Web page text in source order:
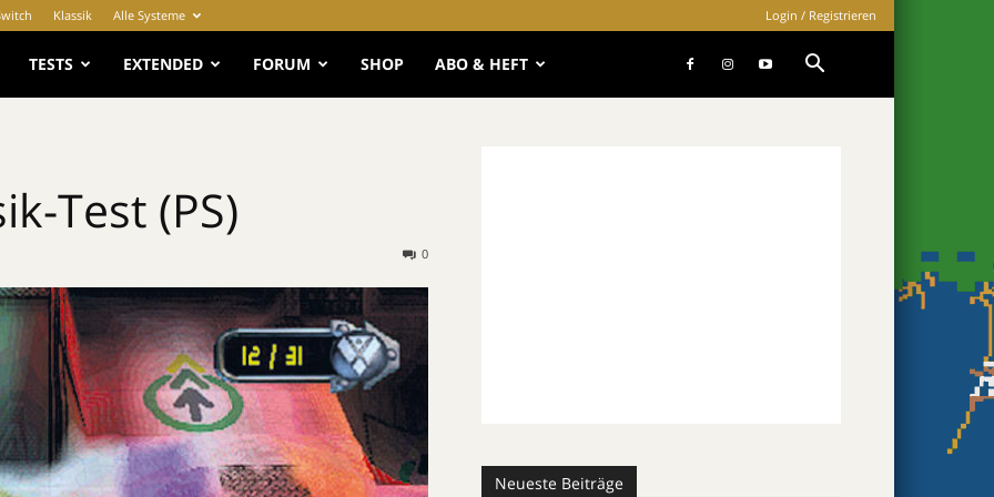
Klassik Alle Systeme Login / Registrieren
TESTS EXTENDED FORUM SHOP ABO & HEFT
Test (PS)
0
Neueste Beiträge